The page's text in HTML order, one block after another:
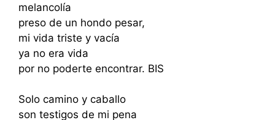
melancolía
preso de un hondo pesar,
mi vida triste y vacía
ya no era vida
por no poderte encontrar. BIS
Solo camino y caballo
son testigos de mi pena